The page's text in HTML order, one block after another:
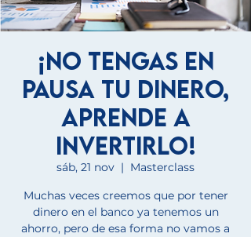
¡No tengas en
pausa tu dinero,
aprende a
invertirlo!
sáb, 21 nov
  |
Masterclass
Muchas veces creemos que por tener
dinero en el banco ya tenemos un
ahorro, pero de esa forma no vamos a